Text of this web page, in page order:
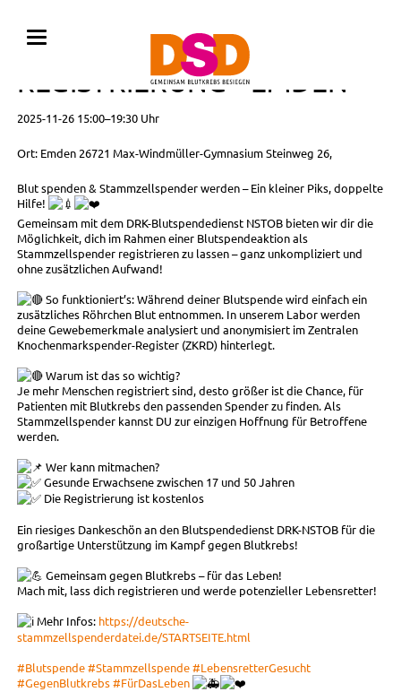
BLUTSPENDE MIT
REGISTRIERUNG • EMDEN
2025-11-26 15:00–19:30 Uhr
Ort: Emden 26721 Max-Windmüller-Gymnasium Steinweg 26,
Blut spenden & Stammzellspender werden – Ein kleiner Piks, doppelte
Hilfe!
Gemeinsam mit dem DRK-Blutspendedienst NSTOB bieten wir dir die
Möglichkeit, dich im Rahmen einer Blutspendeaktion als
Stammzellspender registrieren zu lassen – ganz unkompliziert und
ohne zusätzlichen Aufwand!
So funktioniert’s: Während deiner Blutspende wird einfach ein
zusätzliches Röhrchen Blut entnommen. In unserem Labor werden
deine Gewebemerkmale analysiert und anonymisiert im Zentralen
Knochenmarkspender-Register (ZKRD) hinterlegt.
Warum ist das so wichtig?
Je mehr Menschen registriert sind, desto größer ist die Chance, für
Patienten mit Blutkrebs den passenden Spender zu finden. Als
Stammzellspender kannst DU zur einzigen Hoffnung für Betroffene
werden.
Wer kann mitmachen?
Gesunde Erwachsene zwischen 17 und 50 Jahren
Die Registrierung ist kostenlos
Ein riesiges Dankeschön an den Blutspendedienst DRK-NSTOB für die
großartige Unterstützung im Kampf gegen Blutkrebs!
Gemeinsam gegen Blutkrebs – für das Leben!
Mach mit, lass dich registrieren und werde potenzieller Lebensretter!
Mehr Infos: https://deutsche-
stammzellspenderdatei.de/STARTSEITE.html
#Blutspende#Stammzellspende#LebensretterGesucht
#GegenBlutkrebs#FürDasLeben